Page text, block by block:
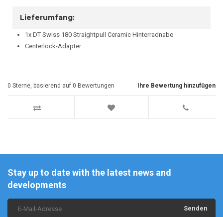
Lieferumfang:
1x DT Swiss 180 Straightpull Ceramic Hinterradnabe
Centerlock-Adapter
Ihre Bewertung hinzufügen
0 Sterne, basierend auf 0 Bewertungen
Stay up to date with the latest news and
developments
Senden